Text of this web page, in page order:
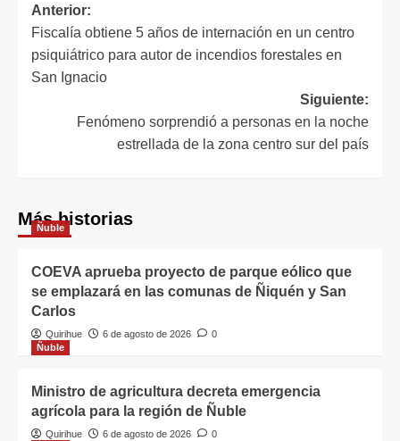
Anterior:
Fiscalía obtiene 5 años de internación en un centro
psiquiátrico para autor de incendios forestales en
San Ignacio
Siguiente:
Fenómeno sorprendió a personas en la noche
estrellada de la zona centro sur del país
Más historias
Ñuble
COEVA aprueba proyecto de parque eólico que
se emplazará en las comunas de Ñiquén y San
Carlos
Quirihue 6 de agosto de 2026
0
Ñuble
Ministro de agricultura decreta emergencia
agrícola para la región de Ñuble
Quirihue 6 de agosto de 2026
0